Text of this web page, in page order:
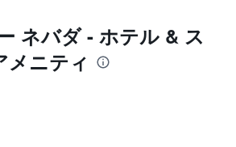
ネバダ - ホテル & ス
メニティ